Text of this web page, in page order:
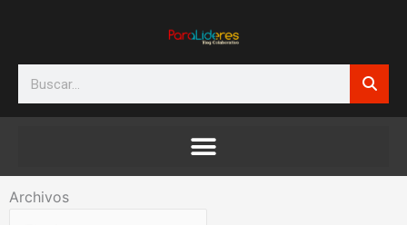
Search
Archivos
Archivos